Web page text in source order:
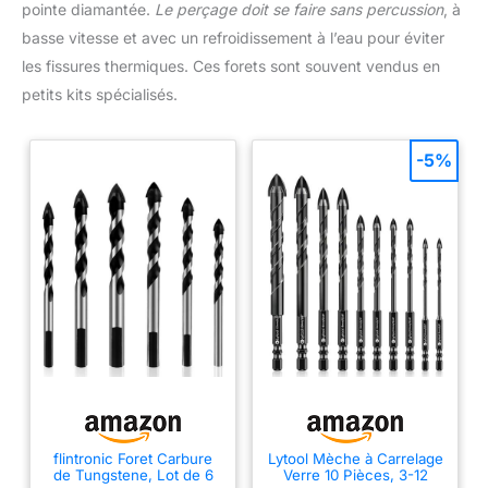
pointe diamantée. Le perçage doit se faire sans percussion, à
basse vitesse et avec un refroidissement à l’eau pour éviter
les fissures thermiques. Ces forets sont souvent vendus en
petits kits spécialisés.
flintronic Foret Carbure
de Tungstene, Lot de 6
Lytool Mèche à Carrelage
Verre 10 Pièces, 3-12
-5%